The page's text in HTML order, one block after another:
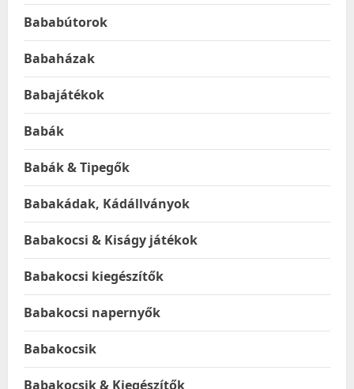
Bababútorok
Babaházak
Babajátékok
Babák
Babák & Tipegők
Babakádak, Kádállványok
Babakocsi & Kiságy játékok
Babakocsi kiegészítők
Babakocsi napernyők
Babakocsik
Babakocsik & Kiegészítők